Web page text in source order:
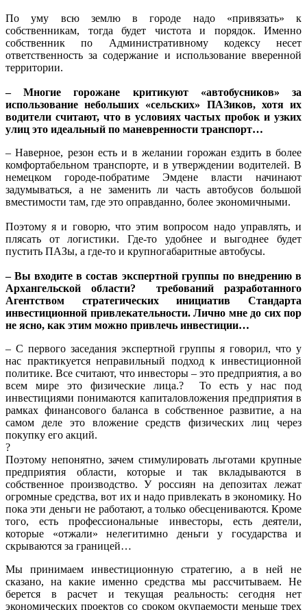
По уму всю землю в городе надо «привязать» к
собственникам, тогда будет чистота и порядок. Именно
собственник по Административному кодексу несет
ответственность за содержание и использование вверенной
территории.
– Многие горожане критикуют «автобусников» за
использование небольших «сельских» ПАЗиков, хотя их
водители считают, что в условиях частых пробок и узких
улиц это идеальный по маневренности транспорт…
– Наверное, резон есть и в желании горожан ездить в более
комфортабельном транспорте, и в утверждении водителей. В
немецком городе-побратиме Эмдене власти начинают
задумываться, а не заменить ли часть автобусов большой
вместимости там, где это оправданно, более экономичными.
Поэтому я и говорю, что этим вопросом надо управлять, и
плясать от логистики. Где-то удобнее и выгоднее будет
пустить ПАЗы, а где-то и крупногабаритные автобусы.
– Вы входите в состав экспертной группы по внедрению в
Архангельской области? требований разработанного
Агентством стратегических инициатив Стандарта
инвестиционной привлекательности. Лично мне до сих пор
не ясно, как этим можно привлечь инвестиции…
– С первого заседания экспертной группы я говорил, что у
нас практикуется неправильный подход к инвестиционной
политике. Все считают, что инвесторы – это предприятия, а во
всем мире это физические лица.? То есть у нас под
инвестициями понимаются капиталовложения предприятия в
рамках финансового баланса в собственное развитие, а на
самом деле это вложение средств физических лиц через
покупку его акций.
?
Поэтому непонятно, зачем стимулировать льготами крупные
предприятия области, которые и так вкладываются в
собственное производство. У россиян на депозитах лежат
огромные средства, вот их и надо привлекать в экономику. Но
пока эти деньги не работают, а только обесцениваются. Кроме
того, есть профессиональные инвесторы, есть деятели,
которые «отжали» нелегитимно деньги у государства и
скрываются за границей…
Мы принимаем инвестиционную стратегию, а в ней не
сказано, на какие именно средства мы рассчитываем. Не
берется в расчет и текущая реальность: сегодня нет
экономических проектов со сроком окупаемости меньше трех